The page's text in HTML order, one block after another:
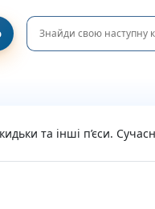
та Новини
and Returns Policy
та інші п’єси.